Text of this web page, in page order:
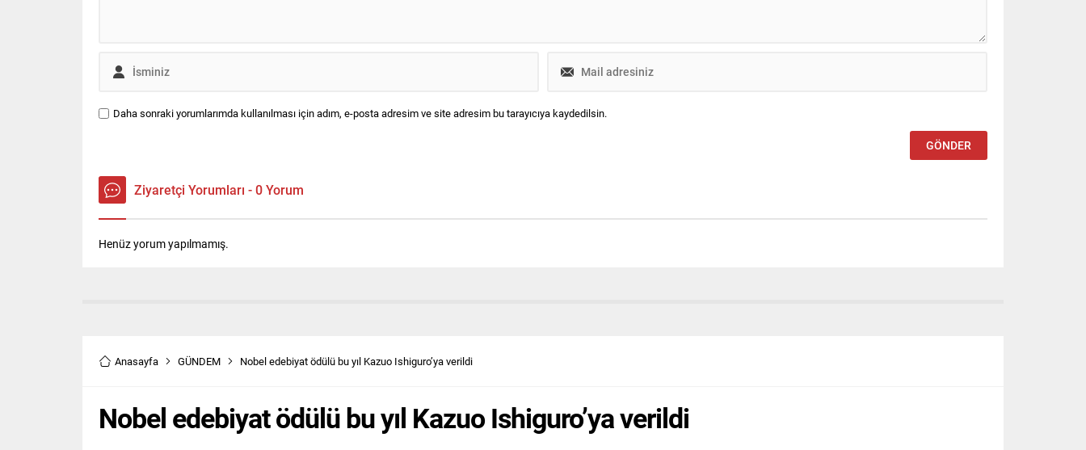
Daha sonraki yorumlarımda kullanılması için adım, e-posta adresim ve site adresim bu tarayıcıya kaydedilsin.
Ziyaretçi Yorumları - 0 Yorum
Henüz yorum yapılmamış.
Anasayfa GÜNDEM Nobel edebiyat ödülü bu yıl Kazuo Ishiguro’ya verildi
Nobel edebiyat ödülü bu yıl Kazuo Ishiguro’ya verildi